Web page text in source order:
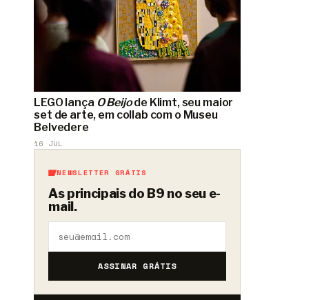
LEGO lança O Beijode Klimt, seu maior
set de arte, em collab com o Museu
Belvedere
16 JUL
NEWSLETTER GRÁTIS
As principais do B9 no seu e-
mail.
ASSINAR GRÁTIS